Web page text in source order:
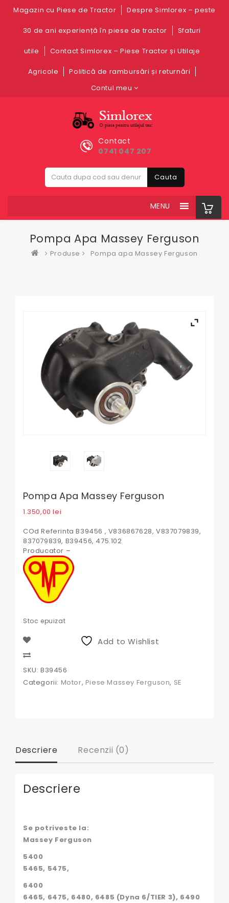
Magazin cu Piese de Tractor Despre Simlorex – peste
30 de ani experiență în piese de tractor Sfaturi
utile Contact Simlorex – Piese Tractor și Utilaje
Agricole
Politică de rambursări și returnări
Contul meu
Contact
0741 047 207
Cauta
MENU
Pompa Apa Massey Ferguson
Produse Pompa apa Massey Ferguson
Pompa Apa Massey Ferguson
1.350,00lei
COd Referinta B39456 , V836867628, V837079839,
837079839, B39456, 475.102
Producator –
Stoc epuizat
Add to Wishlist
SKU: B39456
Categorii: Motor, Piese Massey Ferguson, SE
Descriere Recenzii (0)
Descriere
Se potriveste la:
Massey Ferguson
5400
5465, 5475,
6400
6465, 6475, 6480, 6485 (Dyna 6/TIER 3), 6490